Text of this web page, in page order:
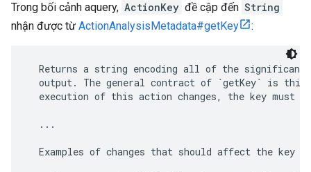
Trong bối cảnh aquery, ActionKey đề cập đến String
nhận được từ ActionAnalysisMetadata#getKey :
Returns a string encoding all of the
output. The general contract of `getKey` is
execution of this action changes, the key must
  ...
Examples of changes that should affect the key